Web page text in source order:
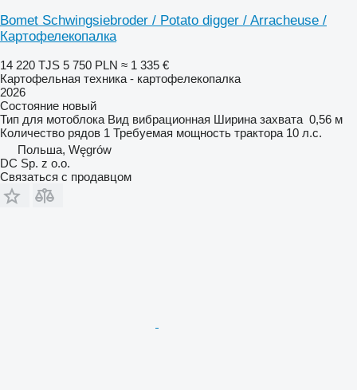
Bomet Schwingsiebroder / Potato digger / Arracheuse /
Картофелекопалка
14 220 TJS 5 750 PLN ≈ 1 335 €
Картофельная техника - картофелекопалка
2026
Состояние новый
Тип для мотоблока Вид вибрационная Ширина захвата 0,56 м
Количество рядов 1 Требуемая мощность трактора 10 л.с.
Польша, Węgrów
DC Sp. z o.o.
Связаться с продавцом